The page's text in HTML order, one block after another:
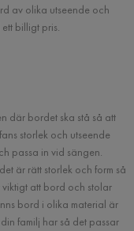
av olika utseende och
billigt pris.
där bordet ska stå så att
storlek och utseende
passa in vid sängen.
är rätt storlek och form så
att bord och stolar
bord i olika material är
familj har så det passar